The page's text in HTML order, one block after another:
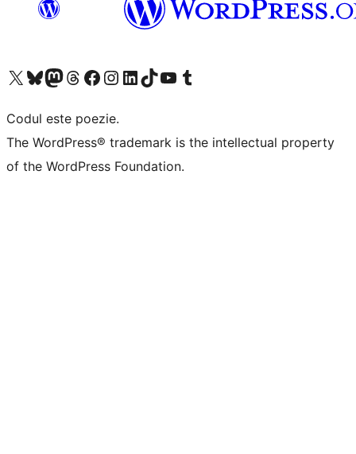
Mergi la contul nostru X (fost Twitter)
Vizitează contul nostru Bluesky
Vizitează contul nostru Mastodon
Vizitează contul nostru Threads
Vizitează pagina noastră Facebook
Vizitează-ne pe Instagram
Vizitează-ne pe LinkedIn
Vizitează contul nostru TikTok
Vizitează canalul nostru YouTube
Vizitează contul nostru Tumblr
Codul este poezie.
The WordPress® trademark is the intellectual property
of the WordPress Foundation.